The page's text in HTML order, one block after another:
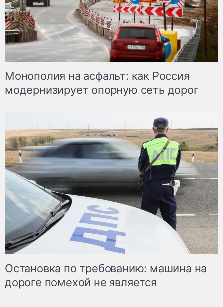
Монополия на асфальт: как Россия
модернизирует опорную сеть дорог
Остановка по требованию: машина на
дороге помехой не является